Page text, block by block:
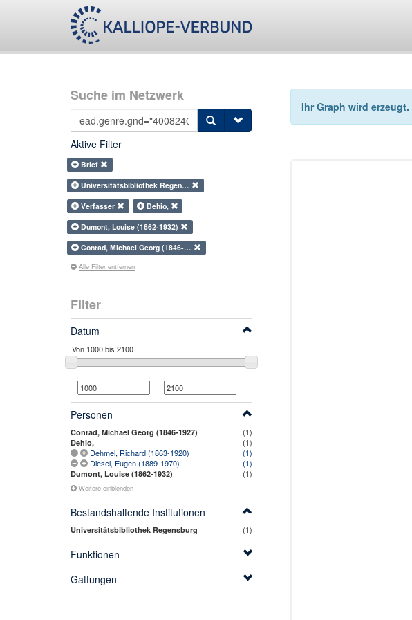
Suche im Netzwerk
Aktive Filter
Brief
Universitätsbibliothek Regen…
Verfasser
Dehio,
Dumont, Louise (1862-1932)
Conrad, Michael Georg (1846-…
Alle Filter entfernen
Filter
Datum
Personen
Conrad, Michael Georg (1846-1927) (1)
Dehio,
(1)
Dehmel, Richard (1863-1920)
(1)
Diesel, Eugen (1889-1970)
(1)
Dumont, Louise (1862-1932) (1)
Weitere einblenden
Bestandshaltende Institutionen
Universitätsbibliothek Regensburg (1)
Funktionen
Gattungen
Ihr Graph wird erzeugt.